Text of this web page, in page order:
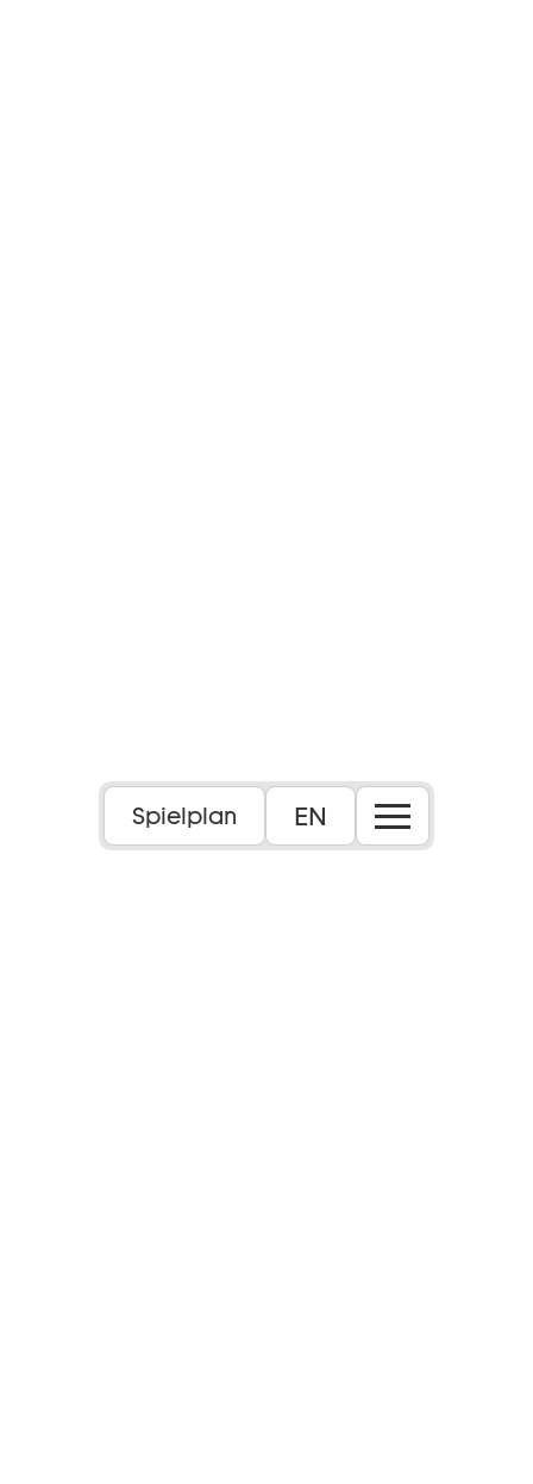
Spielplan EN